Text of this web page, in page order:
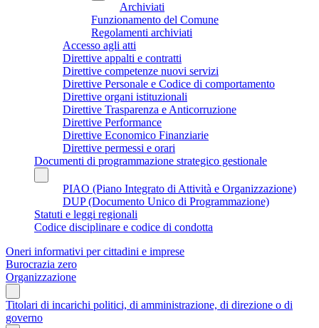
Archiviati
Funzionamento del Comune
Regolamenti archiviati
Accesso agli atti
Direttive appalti e contratti
Direttive competenze nuovi servizi
Direttive Personale e Codice di comportamento
Direttive organi istituzionali
Direttive Trasparenza e Anticorruzione
Direttive Performance
Direttive Economico Finanziarie
Direttive permessi e orari
Documenti di programmazione strategico gestionale
PIAO (Piano Integrato di Attività e Organizzazione)
DUP (Documento Unico di Programmazione)
Statuti e leggi regionali
Codice disciplinare e codice di condotta
Oneri informativi per cittadini e imprese
Burocrazia zero
Organizzazione
Titolari di incarichi politici, di amministrazione, di direzione o di
governo